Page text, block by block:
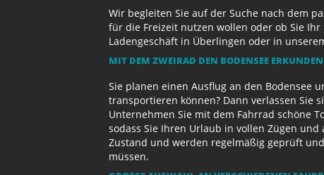
Wir begleiten Sie auf der Suche nach dem
für die Freizeit nutzen wollen oder ob Sie
Ladengeschäft in Überlingen oder in
MIT DEM ZWEIRAD DEN BODENSEE ERKUNDEN
Sie planen einen Ausflug an den Bodensee
transportieren können? Dann verlassen Sie
Unternehmen Sie mit dem Fahrrad schöne
sodass Sie Ihren Urlaub in vollen Zügen
Zustand und werden regelmäßig geprüft
müssen.